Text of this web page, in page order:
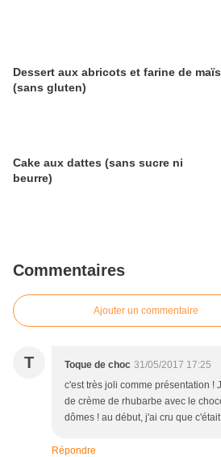
Dessert aux abricots et farine de maïs
(sans gluten)
Cake aux dattes (sans sucre ni
beurre)
Commentaires
Ajouter un commentaire
T Toque de choc 31/05/2017 17:25
c'est très joli comme présentation !
de crème de rhubarbe avec le
dômes ! au début, j'ai cru que
Répondre